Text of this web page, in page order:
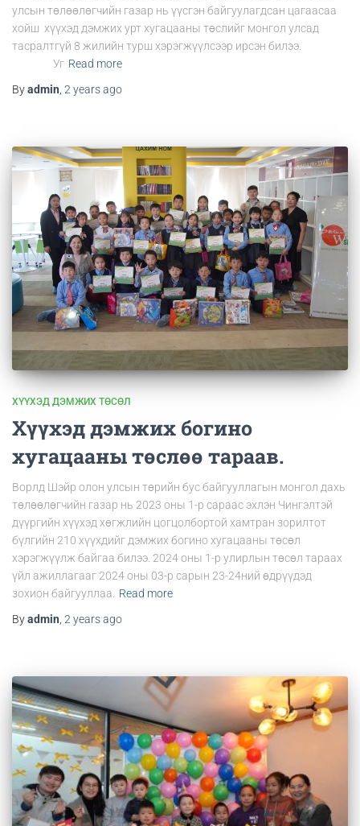
улсын төлөөлөгчийн газар нь үүсгэн байгуулагдсан цагаасаа
хойш хүүхэд дэмжих урт хугацааны төслийг монгол улсад
тасралтгүй 8 жилийн турш хэрэгжүүлсээр ирсэн билээ.
Уг Read more
Byadmin 2 yearsago
ХҮҮХЭД ДЭМЖИХ ТӨСӨЛ
Хүүхэд дэмжих богино
хугацааны төслөө тараав.
Ворлд Шэйр олон улсын төрийн бус байгууллагын монгол дахь
төлөөлөгчийн газар нь 2023 оны 1-р сараас эхлэн Чингэлтэй
дүүргийн хүүхэд хөгжлийн цогцолбортой хамтран зорилтот
бүлгийн 210 хүүхдийг дэмжих богино хугацааны төсөл
хэрэгжүүлж байгаа билээ. 2024 оны 1-р улирлын төсөл тараах
үйл ажиллагааг 2024 оны 03-р сарын 23-24ний өдрүүдэд
зохион байгууллаа.
Read more
Byadmin 2 yearsago